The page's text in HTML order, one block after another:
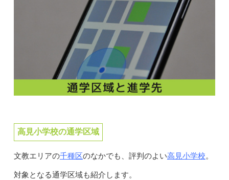
高見小学校の通学区域
文教エリアの千種区のなかでも、評判のよい高見小学校。
対象となる通学区域も紹介します。